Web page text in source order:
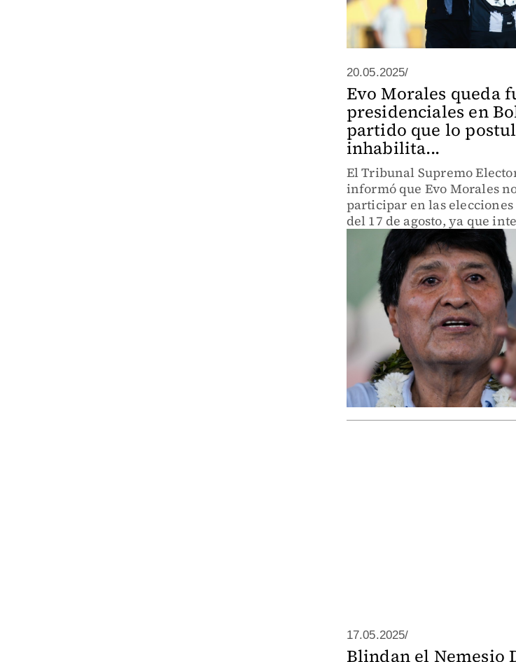
20.05.2025/
Evo Morales queda
presidenciales en
partido que lo
inhabilita...
El Tribunal Supremo
informó que Evo Morales
participar en las
del 17 de agosto, ya que
postularse a través del
Nacional Boliviano (Pan-
inhabilitado recient
17.05.2025/
Blindan el Nemesio